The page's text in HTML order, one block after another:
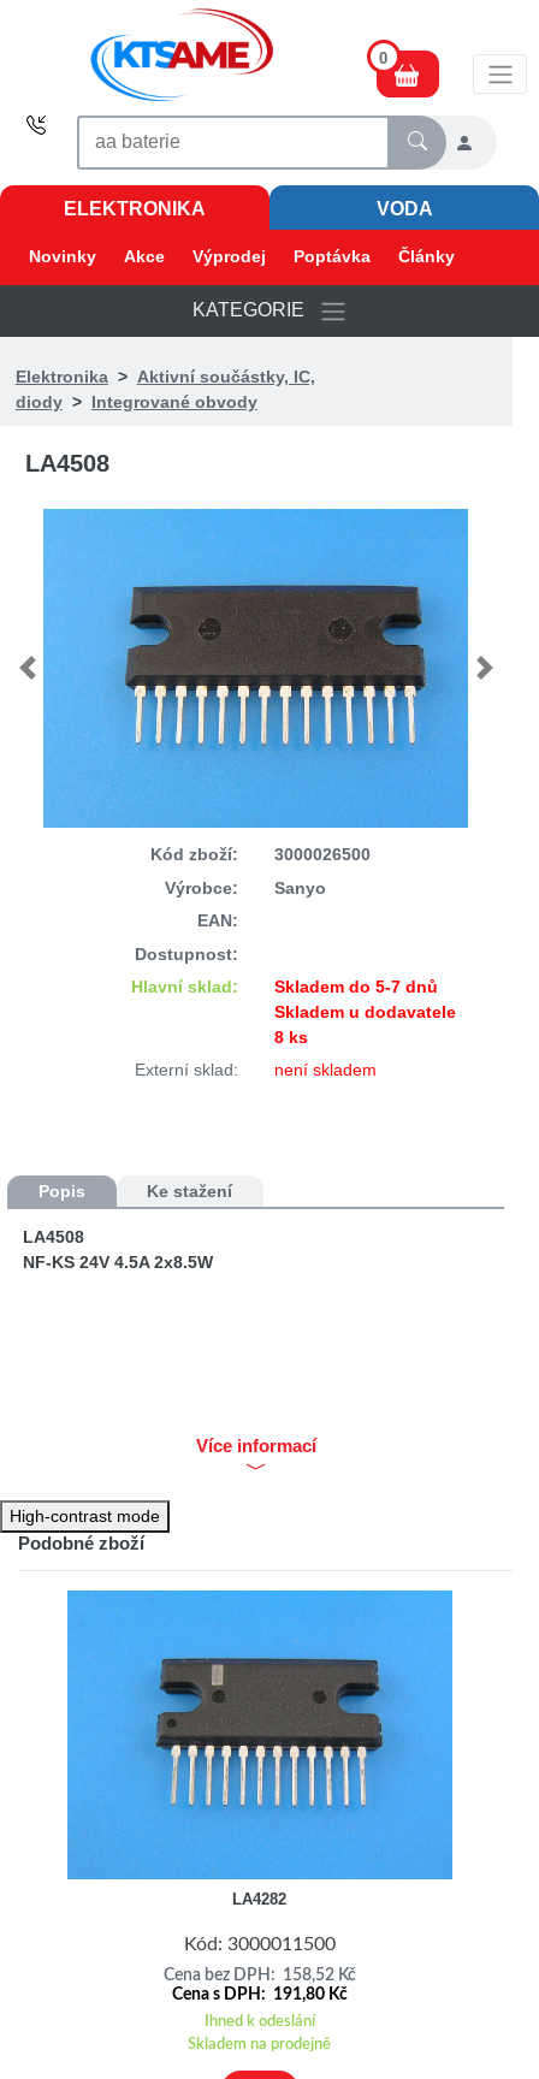
0
ELEKTRONIKA VODA
Novinky Akce Výprodej Poptávka Články
KATEGORIE
Elektronika> Aktivní součástky, IC,
diody> Integrované obvody
LA4508
Previous Next
Kód zboží:
3000026500
Výrobce:
Sanyo
EAN:
Dostupnost:
Hlavní sklad:
Skladem do 5-7 dnů
Skladem u dodavatele
8 ks
Externí sklad:
není skladem
Popis Ke stažení
LA4508
NF-KS 24V 4.5A 2x8.5W
Více informací
High-contrast mode
Podobné zboží
LA4282
Kód: 3000011500
Cena bez DPH: 158,52 Kč
Cena s DPH: 191,80 Kč
Ihned k odeslání
Skladem na prodejně